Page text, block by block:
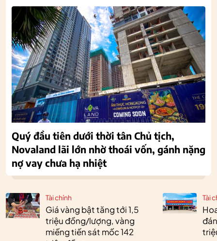
Tài chính
Giá vàng bật tăng tới 1,5
triệu đồng/lượng, vàng
miếng tiến sát mốc 142
Tài
Quý đầu tiên dưới thời tân Chủ tịch,
Novaland lãi lớn nhờ thoái vốn, gánh nặng
nợ vay chưa hạ nhiệt